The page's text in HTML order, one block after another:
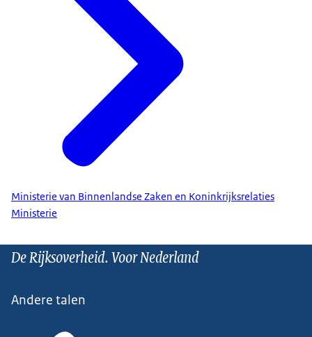
Ministerie van Binnenlandse Zaken en Koninkrijksrelaties
Ministerie
De Rijksoverheid. Voor Nederland
Andere talen